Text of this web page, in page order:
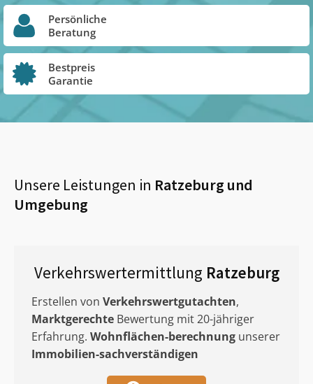
Persönliche
Beratung
Bestpreis
Garantie
Unsere Leistungen in Ratzeburg und
Umgebung
Verkehrswertermittlung Ratzeburg
Erstellen von Verkehrswertgutachten,
Marktgerechte Bewertung mit 20-jähriger
Erfahrung. Wohnflächen-berechnung unserer
Immobilien-sachverständigen